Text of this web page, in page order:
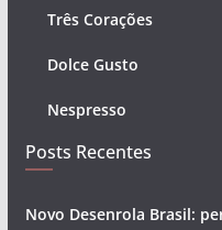
Três Corações
Dolce Gusto
Nespresso
Posts Recentes
Novo Desenrola Brasil: